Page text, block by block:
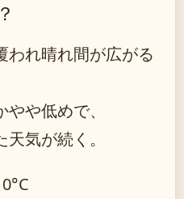
われ晴れ間が広がる
や低めで、
気が続く。